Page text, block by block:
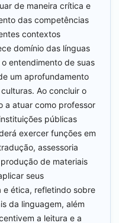
de maneira crítica e
das competências
contextos
domínio das línguas
entendimento de suas
um aprofundamento
Ao concluir o
a atuar como professor
públicas
exercer funções em
assessoria
de materiais
seus
ética, refletindo sobre
da linguagem, além
a leitura e a